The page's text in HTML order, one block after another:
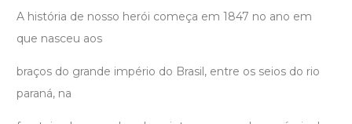
A história de nosso herói começa em 1847 no ano em
que nasceu aos
braços do grande império do Brasil, entre os seios do rio
paraná, na